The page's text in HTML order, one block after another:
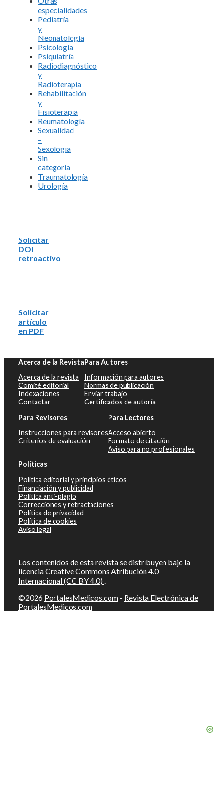
especialidades
Pediatría
y
Neonatología
Psicología
Psiquiatría
Radiodiagnóstico
y
Radioterapia
Rehabilitación
y
Fisioterapia
Reumatología
Sexualidad
–
Sexología
Sin
categoría
Traumatología
Urología
Solicitar
DOI
retroactivo
Solicitar
artículo
en PDF
Acerca de la Revista
Acerca de la revista
Comité editorial
Indexaciones
Contactar
Para Autores
Información para autores
Normas de publicación
Enviar trabajo
Certificados de autoría
Para Revisores
Instrucciones para revisores
Criterios de evaluación
Para Lectores
Acceso abierto
Formato de citación
Aviso para no profesionales
Políticas
Política editorial y principios éticos
Financiación y publicidad
Política anti-plagio
Correcciones y retractaciones
Política de privacidad
Política de cookies
Aviso legal
Los contenidos de esta revista se distribuyen bajo la
licenciaCreative Commons Atribución 4.0
Internacional (CC BY 4.0) .
©2026 PortalesMedicos.com - Revista Electrónica de
PortalesMedicos.com